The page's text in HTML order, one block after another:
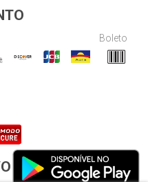
Boleto